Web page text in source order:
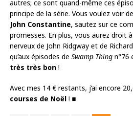
autres; ce sont quand-même ces
principe de la série. Vous voulez voir
John Constantine, sautez sur ce
promesses. En plus, vous aurez droit
nerveux de John Ridgway et de
qu’aux épisodes de Swamp Thing n°76
très très bon !
Avec mes 14 € restants, j’ai encore
courses de Noël ! ■